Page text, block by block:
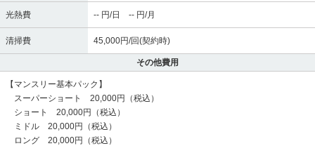
光熱費 -- 円/日 -- 円/月
清掃費 45,000円/回(契約時)
その他費用
【マンスリー基本パック】
スーパーショート 20,000円（税込）
ショート 20,000円（税込）
ミドル 20,000円（税込）
ロング 20,000円（税込）